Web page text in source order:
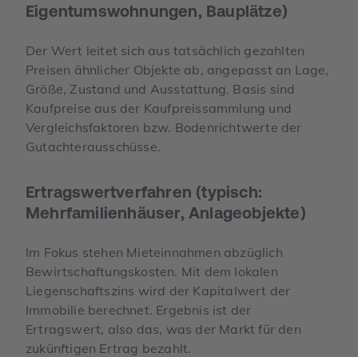
Eigentumswohnungen, Bauplätze)
Der Wert leitet sich aus tatsächlich gezahlten
Preisen ähnlicher Objekte ab, angepasst an Lage,
Größe, Zustand und Ausstattung. Basis sind
Kaufpreise aus der Kaufpreissammlung und
Vergleichsfaktoren bzw. Bodenrichtwerte der
Gutachterausschüsse.
Ertragswertverfahren (typisch:
Mehrfamilienhäuser, Anlageobjekte)
Im Fokus stehen Mieteinnahmen abzüglich
Bewirtschaftungskosten. Mit dem lokalen
Liegenschaftszins wird der Kapitalwert der
Immobilie berechnet. Ergebnis ist der
Ertragswert, also das, was der Markt für den
zukünftigen Ertrag bezahlt.